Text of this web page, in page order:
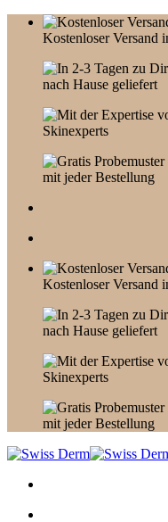
Skip
Kostenloser Versand
nach Hause geliefert
Skinexperts
mit jeder Bestellung
Kostenloser Versand
nach Hause geliefert
Skinexperts
mit jeder Bestellung